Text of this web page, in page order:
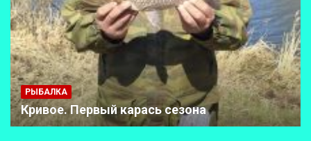
РЫБАЛКА
Кривое. Первый карась сезона